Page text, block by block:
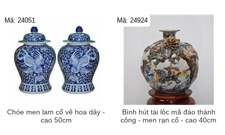
Chóe men lam cổ vẽ hoa dây -
cao 50cm
Mã: 24051
Bình hút tài lộc mã đáo thành
công - men rạn cổ - cao 40cm
Mã: 24924